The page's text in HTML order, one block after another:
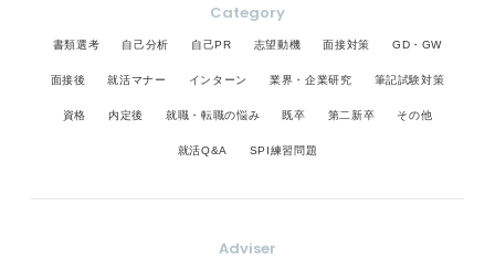
Category
書類選考 自己分析 自己PR 志望動機 面接対策 GD・GW
面接後 就活マナー インターン 業界・企業研究 筆記試験対策
資格 内定後 就職・転職の悩み 既卒 第二新卒 その他
就活Q&A SPI練習問題
Adviser